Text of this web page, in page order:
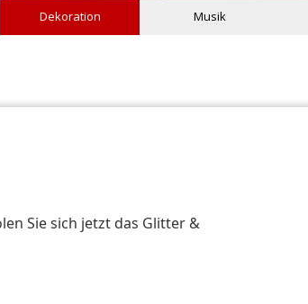
Dekoration Musik
Sie sich jetzt das Glitter &